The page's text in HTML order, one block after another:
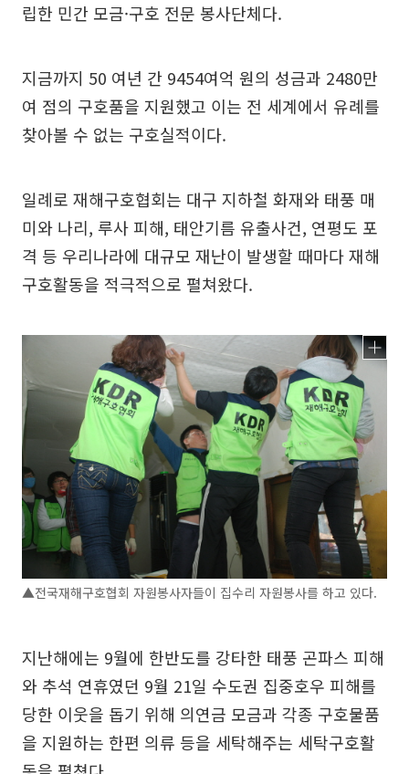
립한 민간 모금·구호 전문 봉사단체다.
지금까지 50 여년 간 9454여억 원의 성금과 2480만
여 점의 구호품을 지원했고 이는 전 세계에서 유례를
찾아볼 수 없는 구호실적이다.
일례로 재해구호협회는 대구 지하철 화재와 태풍 매
미와 나리, 루사 피해, 태안기름 유출사건, 연평도 포
격 등 우리나라에 대규모 재난이 발생할 때마다 재해
구호활동을 적극적으로 펼쳐왔다.
▲전국재해구호협회 자원봉사자들이 집수리 자원봉사를 하고 있다.
지난해에는 9월에 한반도를 강타한 태풍 곤파스 피해
와 추석 연휴였던 9월 21일 수도권 집중호우 피해를
당한 이웃을 돕기 위해 의연금 모금과 각종 구호물품
을 지원하는 한편 의류 등을 세탁해주는 세탁구호활